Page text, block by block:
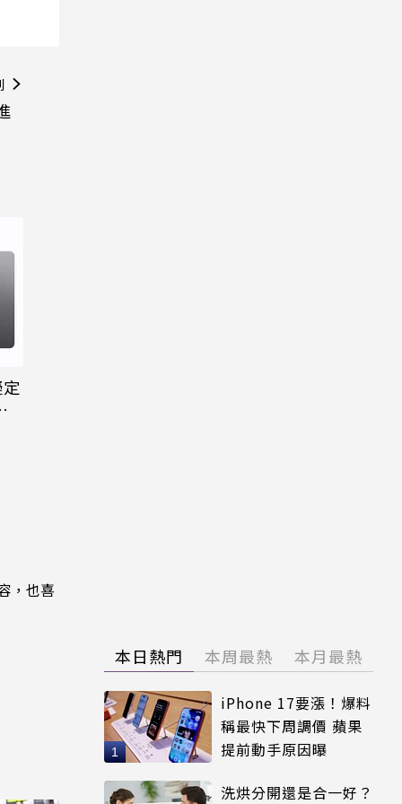
，也喜
本日熱門 本周最熱 本月最熱
iPhone 17要漲！爆料
稱最快下周調價 蘋果
提前動手原因曝
洗烘分開還是合一好？